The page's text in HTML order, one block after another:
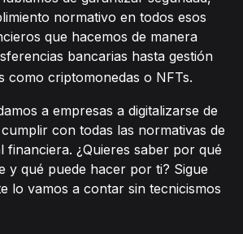
normativo en todos esos
que hacemos de manera
bancarias hasta gestión
como criptomonedas o NFTs.
a empresas a digitalizarse de
con todas las normativas de
financiera. ¿Quieres saber por qué
y qué puede hacer por ti? Sigue
lo vamos a contar sin tecnicismos